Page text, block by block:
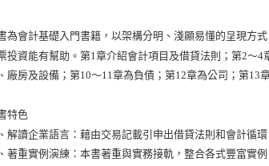
為會計基礎入門書籍，以架構分明、淺顯易懂的呈現方
投資能有幫助。第1章介紹會計項目及借貸法則；第2～
廠房及設備；第10～11章為負債；第12章為公司；第13
特色
解讀企業語言：藉由交易記載引申出借貸法則和會計循
著重實例演練：本書著重與實務接軌，整合各式豐富實